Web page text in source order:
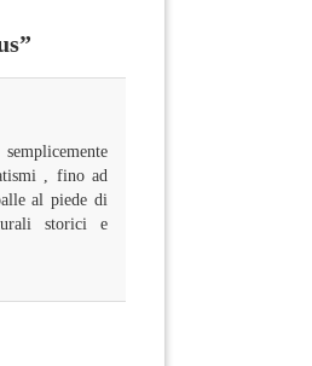
, fino ad
al piede di
storici e